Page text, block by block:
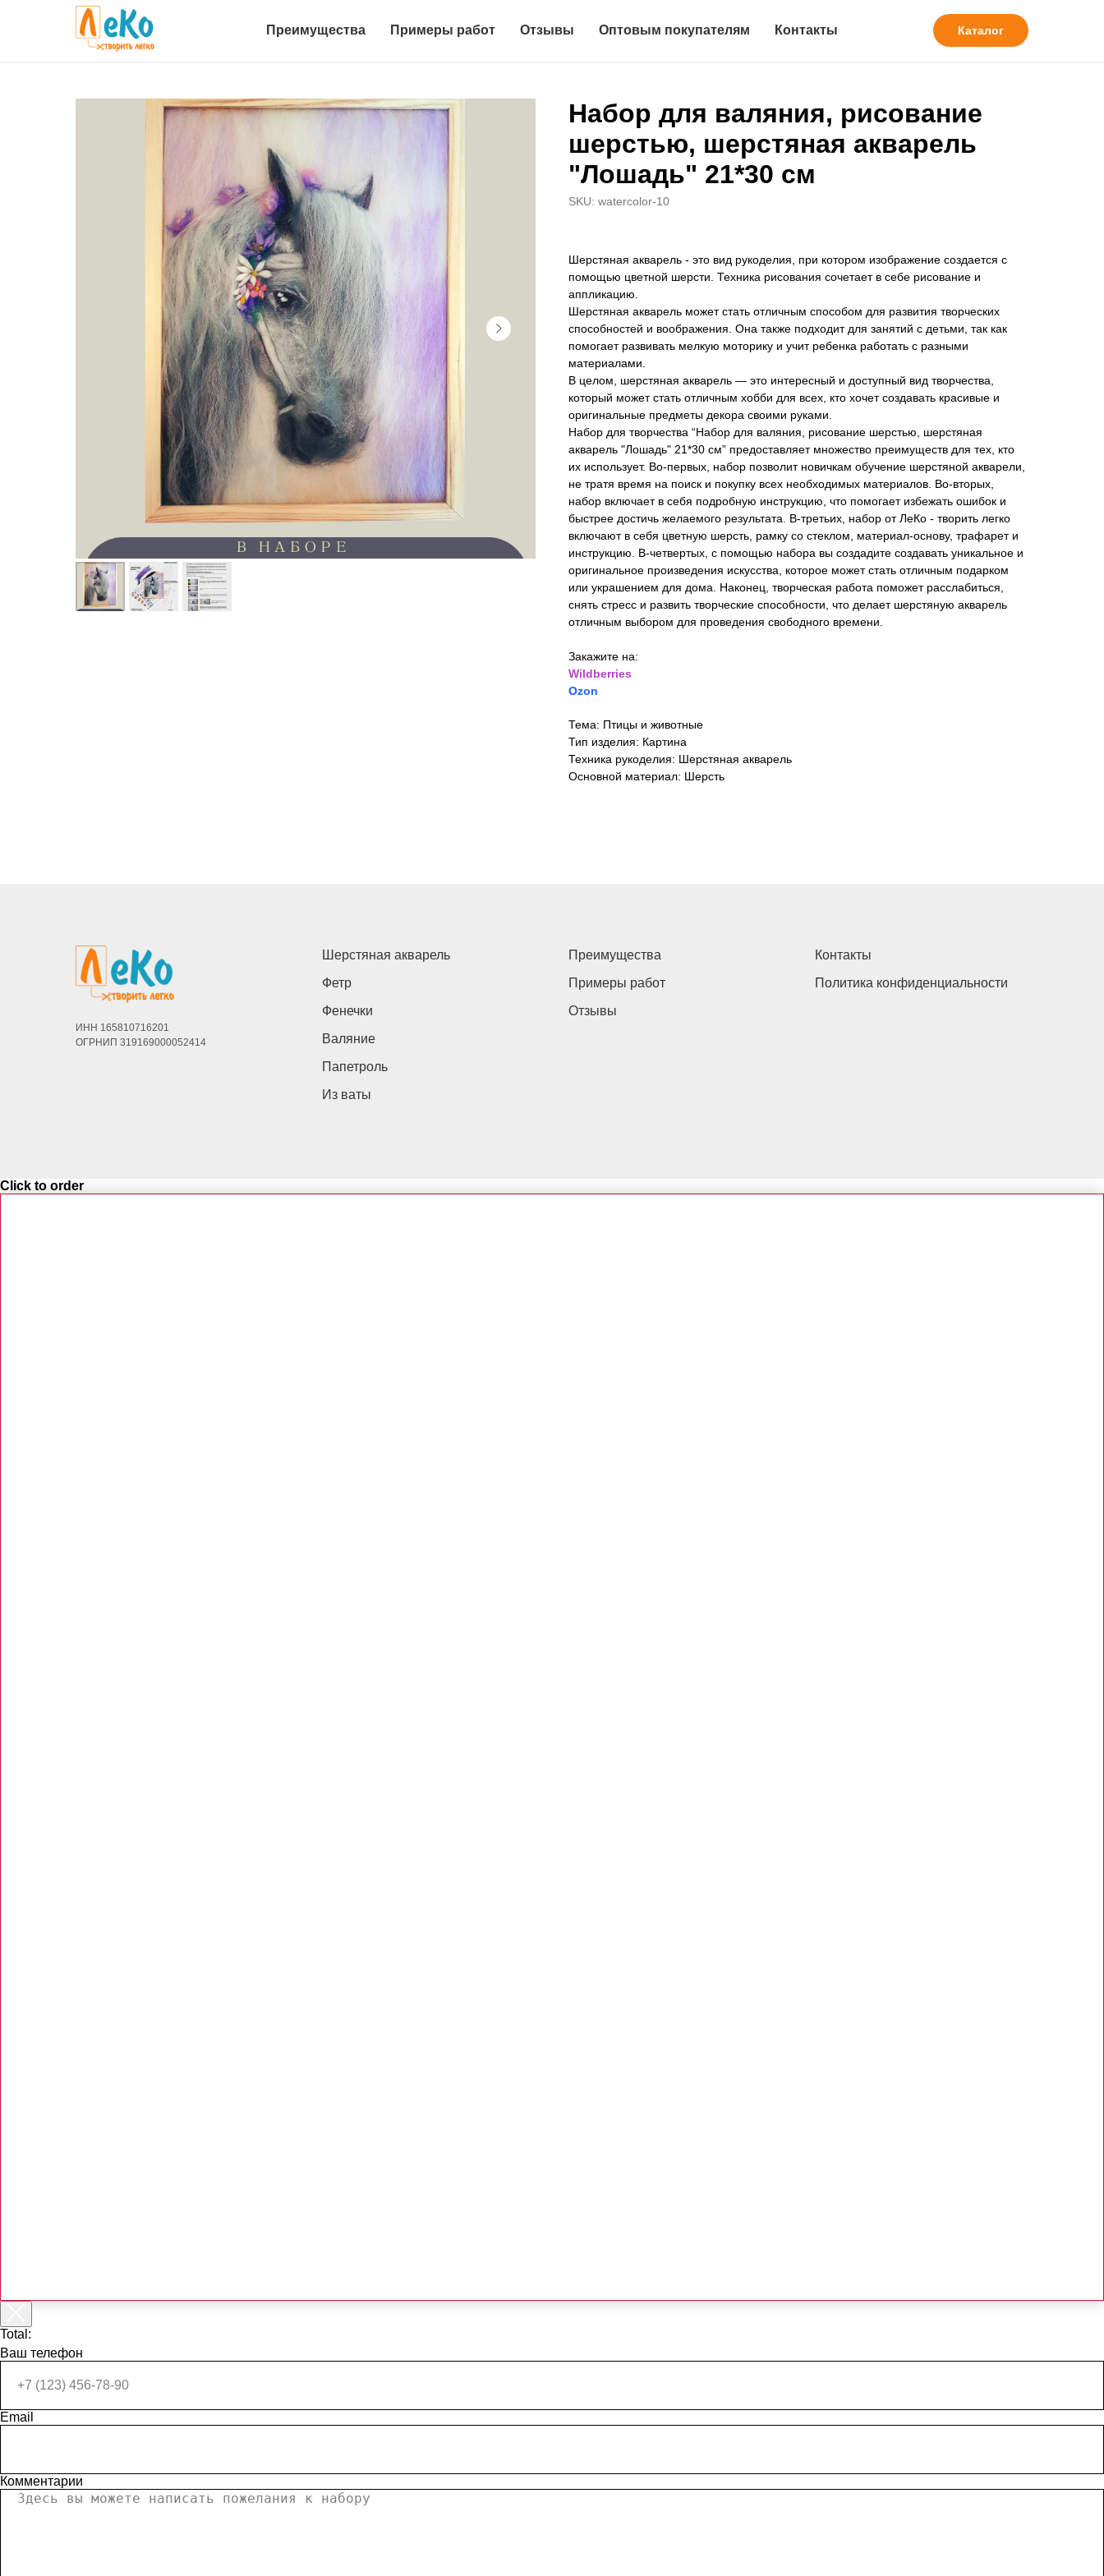
Преимущества Примеры работ Отзывы Оптовым покупателям Контакты Каталог
Набор для валяния, рисование
шерстью, шерстяная акварель
"Лошадь" 21*30 см
SKU: watercolor-10
Шерстяная акварель - это вид рукоделия, при котором изображение создается с
помощью цветной шерсти. Техника рисования сочетает в себе рисование и
аппликацию.
Шерстяная акварель может стать отличным способом для развития творческих
способностей и воображения. Она также подходит для занятий с детьми, так как
помогает развивать мелкую моторику и учит ребенка работать с разными
материалами.
В целом, шерстяная акварель — это интересный и доступный вид творчества,
который может стать отличным хобби для всех, кто хочет создавать красивые и
оригинальные предметы декора своими руками.
Набор для творчества “Набор для валяния, рисование шерстью, шерстяная
акварель "Лошадь" 21*30 см” предоставляет множество преимуществ для тех, кто
их использует. Во-первых, набор позволит новичкам обучение шерстяной акварели,
не тратя время на поиск и покупку всех необходимых материалов. Во-вторых,
набор включает в себя подробную инструкцию, что помогает избежать ошибок и
быстрее достичь желаемого результата. В-третьих, набор от ЛеКо - творить легко
включают в себя цветную шерсть, рамку со стеклом, материал-основу, трафарет и
инструкцию. В-четвертых, с помощью набора вы создадите создавать уникальное и
оригинальное произведения искусства, которое может стать отличным подарком
или украшением для дома. Наконец, творческая работа поможет расслабиться,
снять стресс и развить творческие способности, что делает шерстяную акварель
отличным выбором для проведения свободного времени.
Закажите на:
Wildberries
Ozon
Тема: Птицы и животные
Тип изделия: Картина
Техника рукоделия: Шерстяная акварель
Основной материал: Шерсть
ИНН 165810716201
ОГРНИП 319169000052414
Шерстяная акварель
Фетр
Фенечки
Валяние
Папетроль
Из ваты
Преимущества
Примеры работ
Отзывы
Контакты
Политика конфиденциальности
Click to order
Total:
Ваш телефон
Email
Комментарии